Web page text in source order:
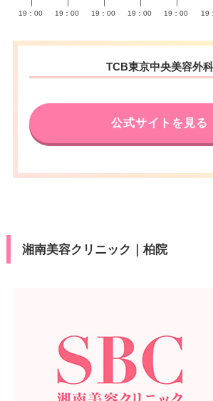
19：00
19：00
19：00
19：00
19：00
19
TCB東京中央美容外科
公式サイトを見る
湘南美容クリニック｜柏院